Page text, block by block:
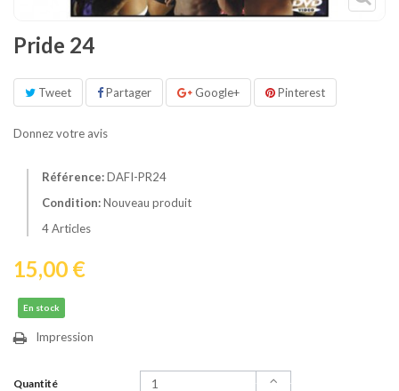
Pride 24
Tweet Partager Google+ Pinterest
Donnez votre avis
Référence:DAFI-PR24
Condition:Nouveau produit
4Articles
15,00 €
En stock
Impression
Quantité